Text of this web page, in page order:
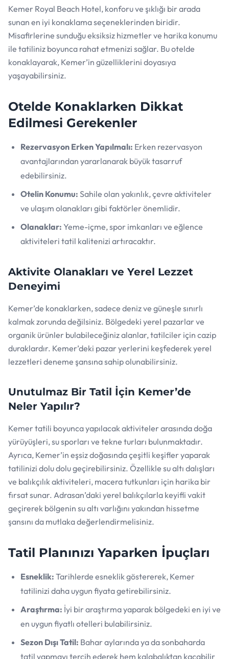
Kemer Royal Beach Hotel, konforu ve şıklığı bir arada
sunan en iyi konaklama seçeneklerinden biridir.
Misafirlerine sunduğu eksiksiz hizmetler ve harika konumu
ile tatiliniz boyunca rahat etmenizi sağlar. Bu otelde
konaklayarak, Kemer’in güzelliklerini doyasıya
yaşayabilirsiniz.
Otelde Konaklarken Dikkat
Edilmesi Gerekenler
Rezervasyon Erken Yapılmalı: Erken rezervasyon
avantajlarından yararlanarak büyük tasarruf
edebilirsiniz.
Otelin Konumu: Sahile olan yakınlık, çevre aktiviteler
ve ulaşım olanakları gibi faktörler önemlidir.
Olanaklar: Yeme-içme, spor imkanları ve eğlence
aktiviteleri tatil kalitenizi artıracaktır.
Aktivite Olanakları ve Yerel Lezzet
Deneyimi
Kemer’de konaklarken, sadece deniz ve güneşle sınırlı
kalmak zorunda değilsiniz. Bölgedeki yerel pazarlar ve
organik ürünler bulabileceğiniz alanlar, tatilciler için cazip
duraklardır. Kemer’deki pazar yerlerini keşfederek yerel
lezzetleri deneme şansına sahip olunabilirsiniz.
Unutulmaz Bir Tatil İçin Kemer’de
Neler Yapılır?
Kemer tatili boyunca yapılacak aktiviteler arasında doğa
yürüyüşleri, su sporları ve tekne turları bulunmaktadır.
Ayrıca, Kemer’in eşsiz doğasında çeşitli keşifler yaparak
tatilinizi dolu dolu geçirebilirsiniz. Özellikle su altı dalışları
ve balıkçılık aktiviteleri, macera tutkunları için harika bir
fırsat sunar. Adrasan’daki yerel balıkçılarla keyifli vakit
geçirerek bölgenin su altı varlığını yakından hissetme
şansını da mutlaka değerlendirmelisiniz.
Tatil Planınızı Yaparken İpuçları
Esneklik: Tarihlerde esneklik göstererek, Kemer
tatilinizi daha uygun fiyata getirebilirsiniz.
Araştırma: İyi bir araştırma yaparak bölgedeki en iyi ve
en uygun fiyatlı otelleri bulabilirsiniz.
Sezon Dışı Tatil: Bahar aylarında ya da sonbaharda
tatil yapmayı tercih ederek hem kalabalıktan kaçabilir